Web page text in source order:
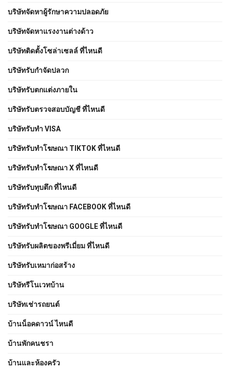
บริษัทจัดหาผู้รักษาความปลอดภัย
บริษัทจัดหาแรงงานต่างด้าว
บริษัทติดตั้งโซล่าเซลล์ ที่ไหนดี
บริษัทรับกำจัดปลวก
บริษัทรับตกแต่งภายใน
บริษัทรับตรวจสอบบัญชี ที่ไหนดี
บริษัทรับทำ VISA
บริษัทรับทำโฆษณา TIKTOK ที่ไหนดี
บริษัทรับทำโฆษณา X ที่ไหนดี
บริษัทรับทุบตึก ที่ไหนดี
บริษัทรับทําโฆษณา FACEBOOK ที่ไหนดี
บริษัทรับทําโฆษณา GOOGLE ที่ไหนดี
บริษัทรับผลิตของพรีเมี่ยม ที่ไหนดี
บริษัทรับเหมาก่อสร้าง
บริษัทรีโนเวทบ้าน
บริษัทเช่ารถยนต์
บ้านน็อคดาวน์ ไหนดี
บ้านพักคนชรา
บ้านและห้องครัว